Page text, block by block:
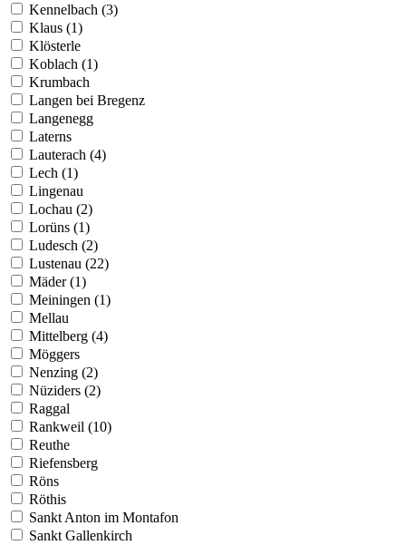
Kennelbach (3)
Klaus (1)
Klösterle
Koblach (1)
Krumbach
Langen bei Bregenz
Langenegg
Laterns
Lauterach (4)
Lech (1)
Lingenau
Lochau (2)
Lorüns (1)
Ludesch (2)
Lustenau (22)
Mäder (1)
Meiningen (1)
Mellau
Mittelberg (4)
Möggers
Nenzing (2)
Nüziders (2)
Raggal
Rankweil (10)
Reuthe
Riefensberg
Röns
Röthis
Sankt Anton im Montafon
Sankt Gallenkirch